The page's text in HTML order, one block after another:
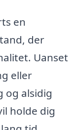
en
der
Uanset
eller
og alsidig
holde dig